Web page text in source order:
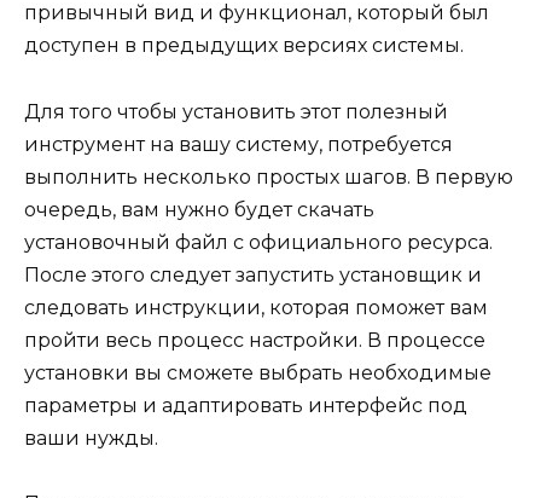
привычный вид и функционал, который был
доступен в предыдущих версиях системы.
Для того чтобы установить этот полезный
инструмент на вашу систему, потребуется
выполнить несколько простых шагов. В первую
очередь, вам нужно будет скачать
установочный файл с официального ресурса.
После этого следует запустить установщик и
следовать инструкции, которая поможет вам
пройти весь процесс настройки. В процессе
установки вы сможете выбрать необходимые
параметры и адаптировать интерфейс под
ваши нужды.